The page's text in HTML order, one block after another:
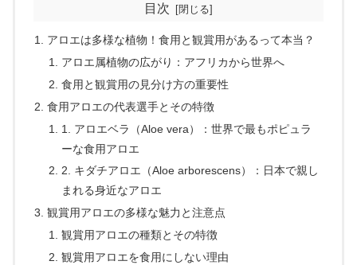
目次
アロエは多様な植物！食用と観賞用があるって本当？
アロエ属植物の広がり：アフリカから世界へ
食用と観賞用の見分け方の重要性
食用アロエの代表選手とその特徴
1. アロエベラ（Aloe vera）：世界で最もポピュラ
ーな食用アロエ
2. キダチアロエ（Aloe arborescens）：日本で親し
まれる身近なアロエ
観賞用アロエの多様な魅力と注意点
観賞用アロエの種類とその特徴
観賞用アロエを食用にしない理由